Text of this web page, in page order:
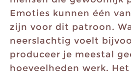
Emoties kunnen één
zijn voor dit patroon.
neerslachtig voelt
produceer je meestal
hoeveelheden werk.